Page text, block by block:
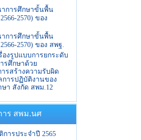
การศึกษาขั้นพื้น
2570) ของ
การศึกษาขั้นพื้น
2570) ของ สพฐ.
องรูปแบบการยกระดับ
รศึกษาด้วย
รสร้างความรับผิด
การปฏิบัติงานของ
า สังกัด สพม.12
าร สพม.นศ
ารประจำปี 2565